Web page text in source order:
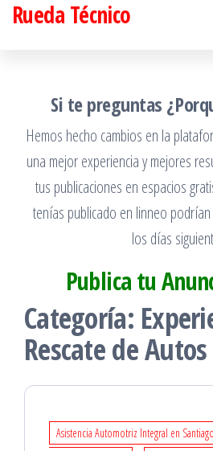
SaltarRueda Técnico
Si te preguntas
Hemos hecho cambios en la
una mejor experiencia y mejores
tus publicaciones en espacios
tenías publicado en linneo
los días
Publica tu
Categoría:
Rescate de Autos
Asistencia Automotriz Integral en Santiago